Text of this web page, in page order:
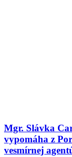
Mgr. Slávka
vypomáha z
vesmírnej